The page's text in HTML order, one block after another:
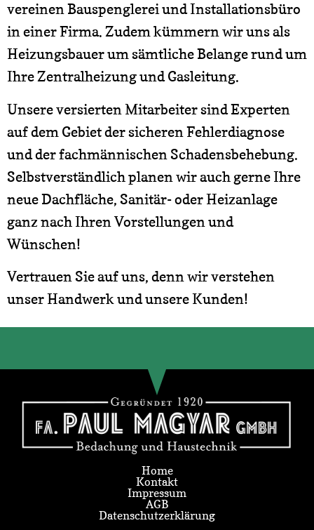
vereinen Bauspenglerei und Installationsbüro
in einer Firma. Zudem kümmern wir uns als
Heizungsbauer um sämtliche Belange rund um
Ihre Zentralheizung und Gasleitung.
Unsere versierten Mitarbeiter sind Experten
auf dem Gebiet der sicheren Fehlerdiagnose
und der fachmännischen Schadensbehebung.
Selbstverständlich planen wir auch gerne Ihre
neue Dachfläche, Sanitär- oder Heizanlage
ganz nach Ihren Vorstellungen und
Wünschen!
Vertrauen Sie auf uns, denn wir verstehen
unser Handwerk und unsere Kunden!
Home
Kontakt
Impressum
AGB
Datenschutzerklärung